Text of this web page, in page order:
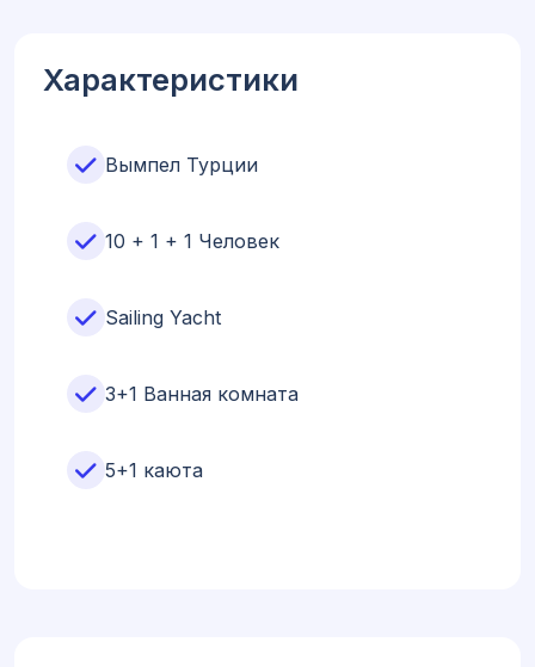
Характеристики
Вымпел Турции
10 + 1 + 1 Человек
Sailing Yacht
3+1 Ванная комната
5+1 каюта